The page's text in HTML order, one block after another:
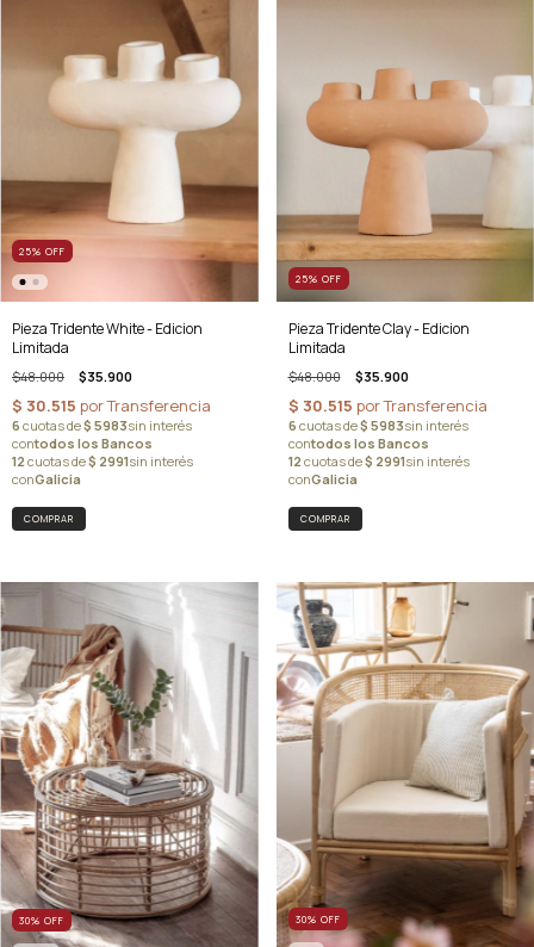
25% OFF
Pieza Tridente White - Edicion
Limitada
$48.000 $35.900
25% OFF
Pieza Tridente Clay - Edicion
Limitada
$48.000 $35.900
30% OFF 30% OFF